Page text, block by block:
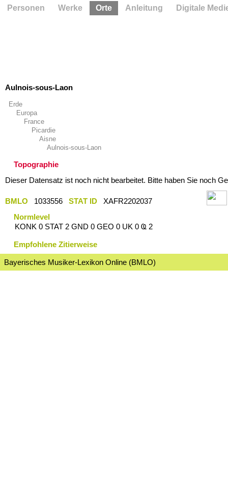
Aulnois-sous-Laon
Erde
Europa
France
Picardie
Aisne
Aulnois-sous-Laon
Topographie
Dieser Datensatz ist noch nicht bearbeitet. Bitte haben Sie noch
BMLO 1033556 STAT ID
XAFR2202037
Normlevel
KONK 0 STAT 2 GND 0 GEO 0 UK 0 Ҩ 2
Empfohlene Zitierweise
Bayerisches Musiker-Lexikon Online (BMLO)
Personen Werke Orte Anleitung Digitale